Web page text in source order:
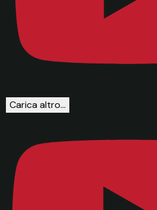
Carica altro...